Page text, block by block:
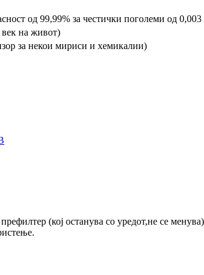
од 99,99% за честички поголеми од
на живот)
за некои мириси и хемикалии)
(кој останува со уредот,не се